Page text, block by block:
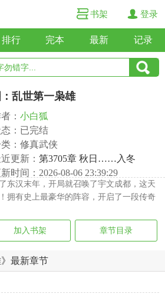
书架 登录
排行 完本 最新 记录
乱世第一枭雄
： 小白狐
：已完结
：修真武侠
更新： 第3705章 秋日……入冬
时间：2026-08-06 23:39:29
东汉末年，开局就召唤了宇文成都，这天
拥有史上最豪华的阵容，开启了一段传奇
加入书架 章节目录
》最新章节